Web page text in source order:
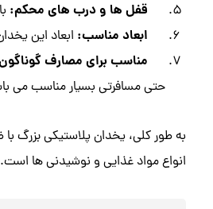
قفل‌ ها و درب‌ های محکم:
ابعاد مناسب: ابعاد این
مناسب برای مصارف
حتی مسافرتی بسیار مناسب می‌
انواع مواد غذایی و نوشیدنی‌ ها است.